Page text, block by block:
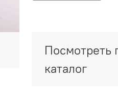
Посмотреть
каталог